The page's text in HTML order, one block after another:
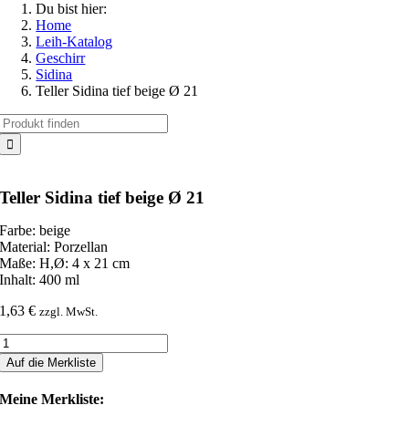
Du bist hier:
Home
Leih-Katalog
Geschirr
Sidina
Teller Sidina tief beige Ø 21
Teller Sidina tief beige Ø 21
Farbe: beige
Material: Porzellan
Maße: H,Ø: 4 x 21 cm
Inhalt: 400 ml
1,63€ zzgl. MwSt.
Auf die Merkliste
Meine Merkliste: